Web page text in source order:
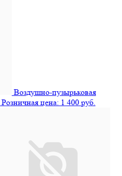
Воздушно-пузырьковая
Розничная цена: 1 400 руб.